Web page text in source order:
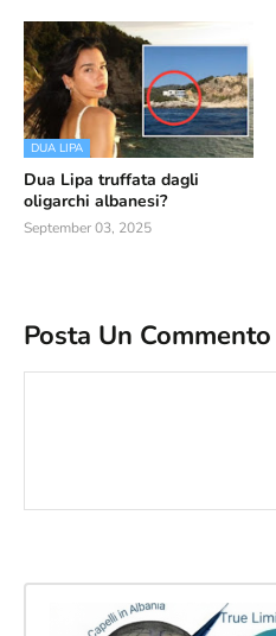
DUA LIPA
Dua Lipa truffata dagli
oligarchi albanesi?
September 03, 2025
Posta Un Commento